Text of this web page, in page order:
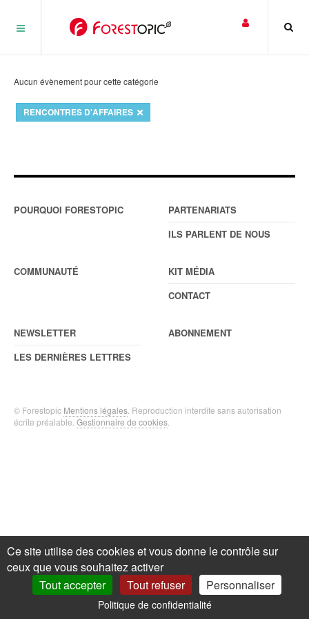
Aucun évènement pour cette catégorie
RENCONTRES D'AFFAIRES
POURQUOI FORESTOPIC
PARTENARIATS
ILS PARLENT DE NOUS
COMMUNAUTÉ
KIT MÉDIA
CONTACT
NEWSLETTER
LES DERNIÈRES LETTRES
ABONNEMENT
© Forestopic Mentions légales . Reproduction interdite sans autorisation
écrite préalable. Gestionnaire de cookies
Ce site utilise des cookies et vous donne le contrôle sur
ceux que vous souhaitez activer
Tout accepter
Tout refuser Personnaliser
Politique de confidentialité